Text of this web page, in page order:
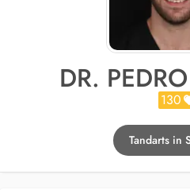
DR.
130
Tandarts in